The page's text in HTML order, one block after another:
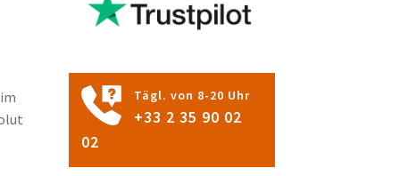
Tägl. von 8-20 Uhr
+33 2 35 90 02
02